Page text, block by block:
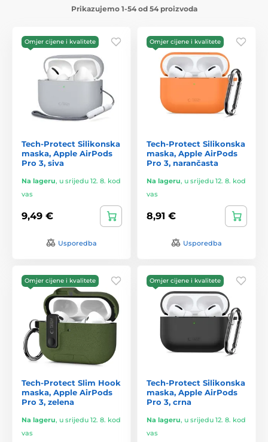
Prikazujemo 1-54 od 54 proizvoda
Omjer cijene i kvalitete
Tech-Protect Silikonska
maska, Apple AirPods
Pro 3, siva
Na lageru, u srijedu 12. 8. kod
vas
9,49 €
Usporedba
Omjer cijene i kvalitete
Tech-Protect Silikonska
maska, Apple AirPods
Pro 3, narančasta
Na lageru, u srijedu 12. 8. kod
vas
8,91 €
Usporedba
Omjer cijene i kvalitete
Tech-Protect Slim Hook
maska, Apple AirPods
Pro 3, zelena
Na lageru, u srijedu 12. 8. kod
vas
Omjer cijene i kvalitete
Tech-Protect Silikonska
maska, Apple AirPods
Pro 3, crna
Na lageru, u srijedu 12. 8. kod
vas